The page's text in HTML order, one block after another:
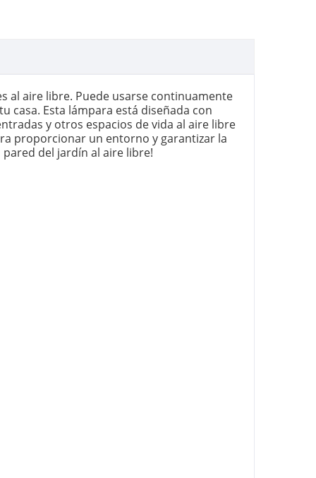
al aire libre. Puede usarse continuamente
casa. Esta lámpara está diseñada con
y otros espacios de vida al aire libre
proporcionar un entorno y garantizar la
pared del jardín al aire libre!